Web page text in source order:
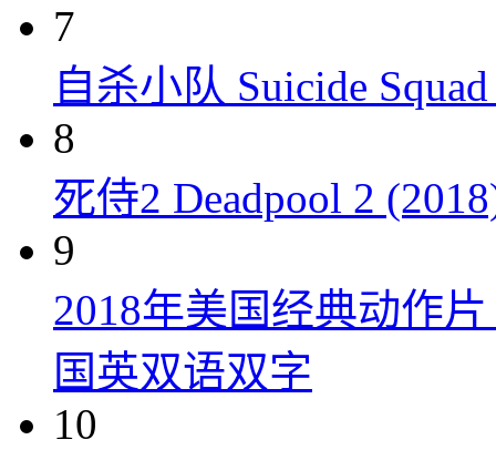
7
自杀小队 Suicide
8
死侍2 Deadpool 2
9
2018年美国经典动作
国英双语双字
10